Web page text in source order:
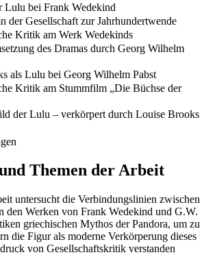
Lulu bei Frank Wedekind
der Gesellschaft zur Jahrhundertwende
Kritik am Werk Wedekinds
des Dramas durch Georg Wilhelm
als Lulu bei Georg Wilhelm Pabst
Kritik am Stummfilm „Die Büchse der
der Lulu – verkörpert durch Louise Brooks
Themen der Arbeit
untersucht die Verbindungslinien zwischen
den Werken von Frank Wedekind und G.W.
griechischen Mythos der Pandora, um zu
die Figur als moderne Verkörperung dieses
von Gesellschaftskritik verstanden